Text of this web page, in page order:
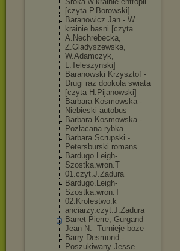
[czyta P.Borowski]
Baranowicz Jan - W
krainie basni [czyta
A.Nechrebecka,
Z.Gladyszewska,
W.Adamczyk,
L.Teleszynski]
Baranowski Krzysztof -
Drugi raz dookola swiata
[czyta H.Pijanowski]
Barbara Kosmowska -
Niebieski autobus
Barbara Kosmowska -
Pozłacana rybka
Barbara Scrupski -
Petersburski romans
Bardugo.Leigh-
Szostka.wron.T
01.czyt.J.Zadura
Bardugo.Leigh-
Szostka.wron.T
02.Krolestwo.k
anciarzy.czyt.J.Zadura
Barret Pierre, Gurgand
Jean N.- Turnieje boze
Barry Desmond -
Poszukiwany Jesse